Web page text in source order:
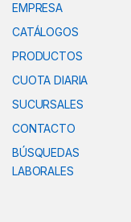
EMPRESA
CATÁLOGOS
PRODUCTOS
CUOTA DIARIA
SUCURSALES
CONTACTO
BÚSQUEDAS
LABORALES